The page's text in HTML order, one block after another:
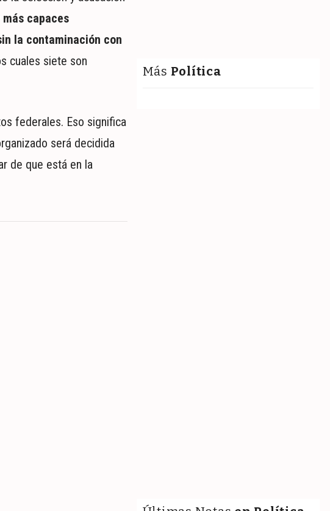
capaces
la contaminación con
cuales siete son
federales. Eso significa
será decidida
de que está en la
Más Política